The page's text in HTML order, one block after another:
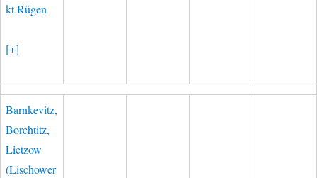
kt Rügen
[+]
Barnkevitz,
Borchtitz,
Lietzow
(Lischower